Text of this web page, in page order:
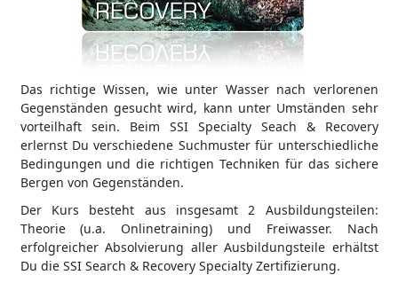
Das richtige Wissen, wie unter Wasser nach verlorenen
Gegenständen gesucht wird, kann unter Umständen sehr
vorteilhaft sein. Beim SSI Specialty Seach & Recovery
erlernst Du verschiedene Suchmuster für unterschiedliche
Bedingungen und die richtigen Techniken für das sichere
Bergen von Gegenständen.
Der Kurs besteht aus insgesamt 2 Ausbildungsteilen:
Theorie (u.a. Onlinetraining) und Freiwasser. Nach
erfolgreicher Absolvierung aller Ausbildungsteile erhältst
Du die SSI Search & Recovery Specialty Zertifizierung.